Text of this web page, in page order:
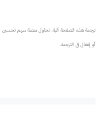
ترجمة هذه الصفحة آلية. تحاول منصة سهم تحسين
أو إغفال في الترجمة.